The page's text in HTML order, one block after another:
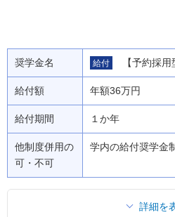
奨学金名 給付 【予約採
給付額 年額36万円
給付期間 １か年
他制度併用の
可・不可
学内の給付奨学金
詳細を